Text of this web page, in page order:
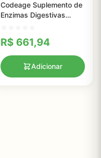
Codeage Suplemento de
Enzimas Digestivas
Enzimas e Probióticos
para Saúde Digestiva
R$ 661,94
Adicionar